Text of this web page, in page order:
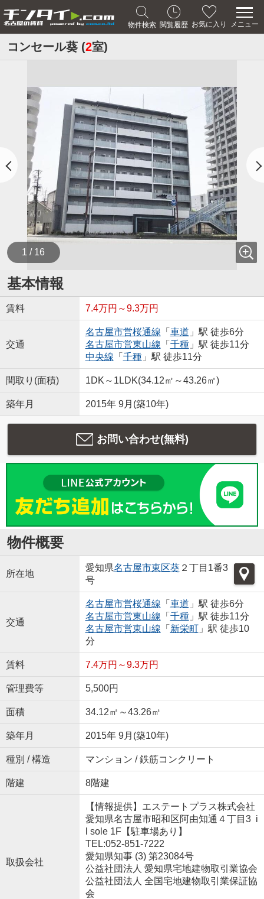
物件検索 閲覧履歴 お気に入り メニュー
コンセール葵 (2室)
1 / 16
基本情報
賃料 7.4万円～9.3万円
交通
名古屋市営桜通線 「 車道 」駅 徒歩6分
名古屋市営東山線 「 千種」駅 徒歩11分
中央線 「 千種」駅 徒歩11分
間取り(面積) 1DK～1LDK(34.12㎡～43.26㎡)
築年月 2015年 9月(築10年)
お問い合わせ(無料)
物件概要
所在地
愛知県名古屋市東区葵２丁目1番3
号
交通
名古屋市営桜通線 「 車道 」駅 徒歩6分
名古屋市営東山線 「 千種」駅 徒歩11分
名古屋市営東山線 「 新栄町」駅 徒歩10
分
賃料 7.4万円～9.3万円
管理費等 5,500円
面積 34.12㎡～43.26㎡
築年月 2015年 9月(築10年)
種別 / 構造 マンション / 鉄筋コンクリート
階建 8階建
取扱会社
【情報提供】エステートプラス株式会社
愛知県名古屋市昭和区阿由知通４丁目3 i
l sole 1F【駐車場あり】
TEL:052-851-7222
愛知県知事 (3) 第23084号
公益社団法人 愛知県宅地建物取引業協会
公益社団法人 全国宅地建物取引業保証協
会